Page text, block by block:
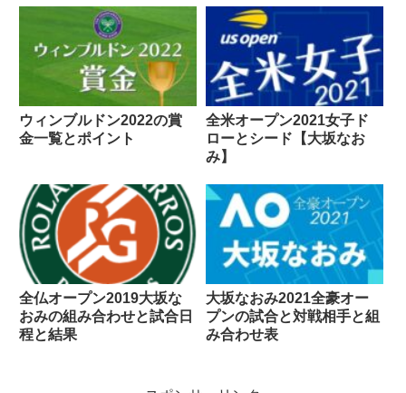
ウィンブルドン2022の賞
金一覧とポイント
全米オープン2021女子ド
ローとシード【大坂なお
み】
全仏オープン2019大坂な
おみの組み合わせと試合日
程と結果
大坂なおみ2021全豪オー
プンの試合と対戦相手と組
み合わせ表